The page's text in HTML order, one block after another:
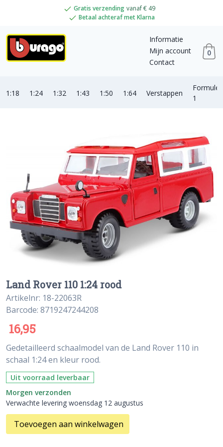
Gratis verzending vanaf € 49
Betaal achteraf met Klarna
Informatie
Mijn account
Contact
0
1:18 1:24 1:32 1:43 1:50 1:64 Verstappen
Formule
1
Land Rover 110 1:24 rood
Artikelnr: 18-22063R
Barcode: 8719247244208
16,95
Gedetailleerd schaalmodel van de Land Rover 110 in
schaal 1:24 en kleur rood.
Uit voorraad leverbaar
Morgen verzonden
Verwachte levering woensdag 12 augustus
Toevoegen aan winkelwagen